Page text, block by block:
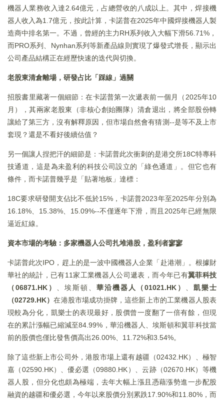
機器人業務收入達2.64億元，占總營收的八成以上。其中，焊接機
器人收入為1.7億元，按此計算，卡諾普在2025年中國焊接機器人製
造商中排名第一。不過，曾經的主力RH系列收入大幅下滑56.71%，
而PRO系列、Nynhan系列等新產品線則實現了爆發式增長，顯示出
公司產品結構正在經歷快速的迭代與切換。
老股東清倉離場，研發占比「踩線」過關
招股書里藏著一個細節：在卡諾普第一次遞表前一個月（2025年10
月），其兩家老股東（非核心創始團隊）清倉退出，將全部股份轉
讓給了第三方，沒有解釋原因，但市場自然會有猜測--是等不及上市
套現？還是不看好後續估值？
另一個讓人捏把汗的細節是：卡諾普此次衝刺的是港交所18C特專科
技通道，這是為未盈利的科技公司設立的「綠色通道」。但它也有
條件，而卡諾普幾乎是「貼著地板」達標：
18C要求研發開支佔比不低於15%，卡諾普2023年至2025年分別為
16.18%、15.38%、15.09%--不僅逐年下滑，而且2025年已經無限
逼近紅線。
資本市場的考驗：多家機器人公司扎堆港股，盈利者寥寥
卡諾普此次IPO，趕上的是一波中國機器人企業「赴港潮」。根據財
華社的統計，已有11家工業機器人公司遞表，而今年已有翼菲科技
（06871.HK）
、埃斯頓、 華沿機器人（01021.HK）
凱樂士
（02729.HK）在港股市場成功掛牌，這些新上市的工業機器人股表
現較為分化，凱樂士的表現最好，股價曾一度翻了一倍有餘，但現
在的累計漲幅已縮減至84.99%，華沿機器人、埃斯頓和翼菲科技當
前的股價也僅比發售價高出26.00%、11.72%和3.54%。
除了這些新上市公司外，港股市場上還有越疆（02432.HK）、極智
嘉（02590.HK）、優必選（09880.HK）、云跡（02670.HK）等機
器人股，但分化也頗為極端，去年大幅上漲且憑藉漲勢進一步配股
融資的越疆和優必選，今年以來股價分別累跌17.90%和11.80%，而